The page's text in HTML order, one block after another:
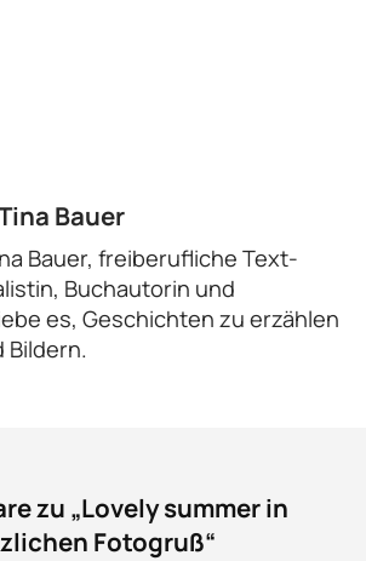
Bauer
Bauer, freiberufliche Text-
Buchautorin und
es, Geschichten zu erzählen
Bildern.
zu „Lovely summer in
Fotogruß“